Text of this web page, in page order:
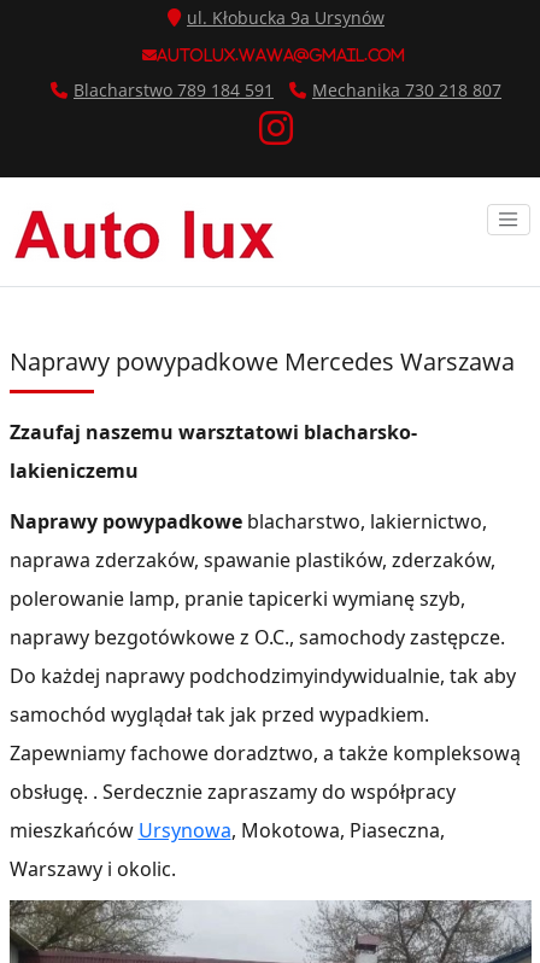
ul. Kłobucka 9a Ursynów
autolux.wawa@gmail.com
Blacharstwo 789 184 591 Mechanika 730 218 807
Naprawy powypadkowe Mercedes Warszawa
Zzaufaj naszemu warsztatowi blacharsko-
lakieniczemu
Naprawy powypadkowe blacharstwo, lakiernictwo,
naprawa zderzaków, spawanie plastików, zderzaków,
polerowanie lamp, pranie tapicerki wymianę szyb,
naprawy bezgotówkowe z O.C., samochody zastępcze.
Do każdej naprawy podchodzimyindywidualnie, tak aby
samochód wyglądał tak jak przed wypadkiem.
Zapewniamy fachowe doradztwo, a także kompleksową
obsługę. . Serdecznie zapraszamy do współpracy
mieszkańców Ursynowa, Mokotowa, Piaseczna,
Warszawy i okolic.